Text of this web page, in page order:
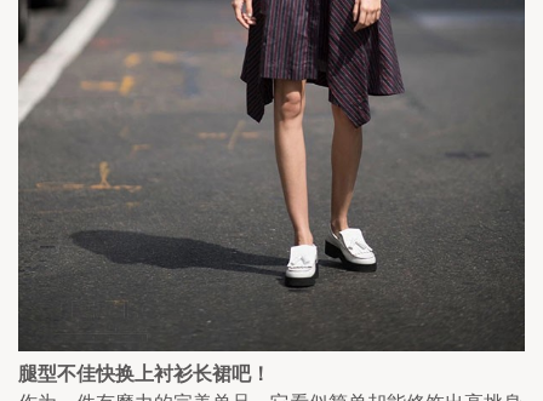
腿型不佳快换上衬衫长裙吧！